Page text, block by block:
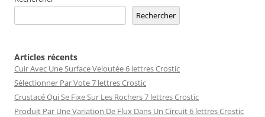
Rechercher
Articles récents
Cuir Avec Une Surface Veloutée 6 lettres Crostic
Sélectionner Par Vote 7 lettres Crostic
Crustacé Qui Se Fixe Sur Les Rochers 7 lettres Crostic
Produit Par Une Variation De Flux Dans Un Circuit 6 lettres Crostic